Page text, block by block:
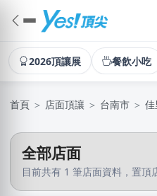
2026頂讓展 餐飲小吃
首頁 ＞ 店面頂讓 ＞ 台南市 ＞
全部店面
目前共有 1 筆店面資料，置頂